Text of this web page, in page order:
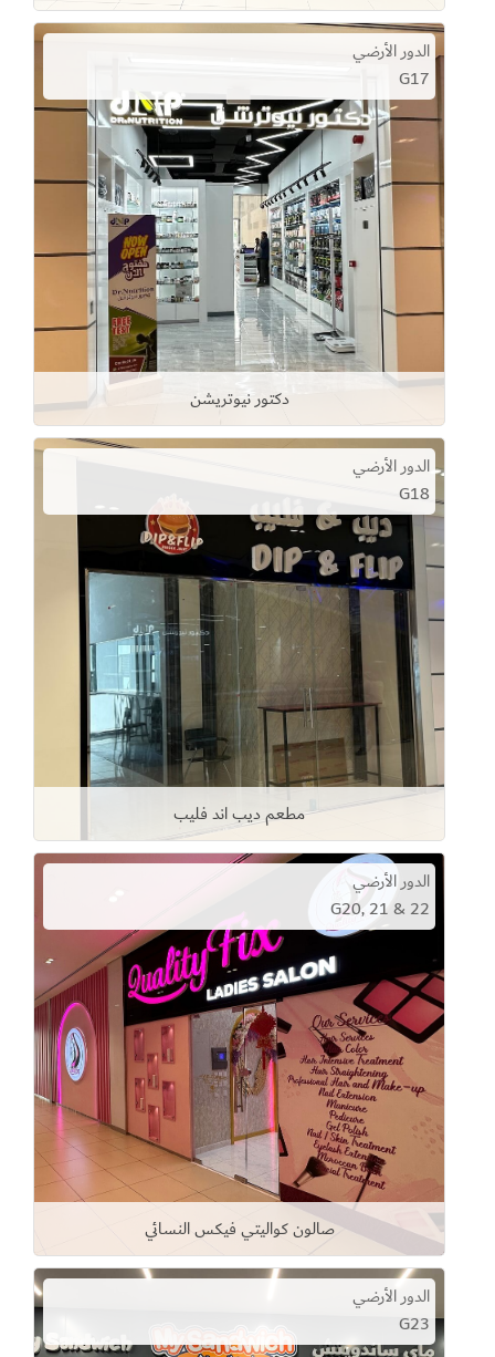
الدور الأرضي
G17
دكتور نيوتريشن
الدور الأرضي
G18
مطعم ديب اند فليب
الدور الأرضي
G20, 21 & 22
صالون كواليتي فيكس النسائي
الدور الأرضي
G23